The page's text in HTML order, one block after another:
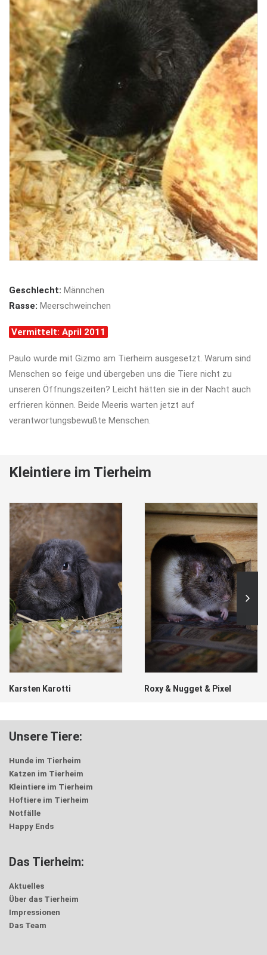
Geschlecht: Männchen
Rasse: Meerschweinchen
Vermittelt: April 2011
Paulo wurde mit Gizmo am Tierheim ausgesetzt. Warum sind
Menschen so feige und übergeben uns die Tiere nicht zu
unseren Öffnungszeiten? Leicht hätten sie in der Nacht auch
erfrieren können. Beide Meeris warten jetzt auf
verantwortungsbewußte Menschen.
Kleintiere im Tierheim
Karsten Karotti Roxy & Nugget & Pixel
Unsere Tiere:
Hunde im Tierheim
Katzen im Tierheim
Kleintiere im Tierheim
Hoftiere im Tierheim
Notfälle
Happy Ends
Das Tierheim:
Aktuelles
Über das Tierheim
Impressionen
Das Team